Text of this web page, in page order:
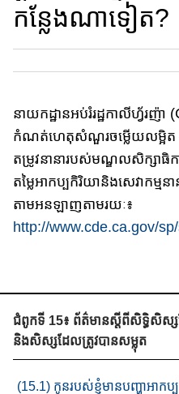
ជំពូកទី 15៖ ព័ត៌មានស្តីពីសិទ្ធិសិស្ស
និងសិស្សដែលត្រូវបានសម្លុត
(15.1) កូនរបស់ខ្ញុំ​មាន​បញ្ហា​អាក
កន្លែងណាទៀត​?
នាយកដ្ឋានអប់រំរដ្ឋកាលីហ្វ័រញ៉ា
កំណត់ហេតុ​សំណួរ​ចម្លើយលម្អិត
តម្រូវនានា​របស់​មណ្ឌល​​សិក្សាធិក
តម្លៃ​អាកប្បកិរិយា​និង​សេវាកម្ម​
តាមអនឡាញតាមរយៈ៖
http://www.cde.ca.gov/